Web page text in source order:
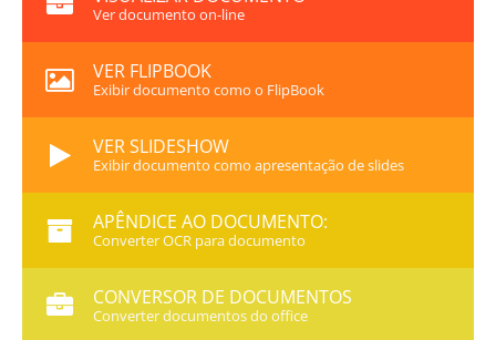
Ver documento on-line
VER FLIPBOOK
Exibir documento como o FlipBook
VER SLIDESHOW
Exibir documento como apresentação de slides
APÊNDICE AO DOCUMENTO:
Converter OCR para documento
CONVERSOR DE DOCUMENTOS
Converter documentos do office